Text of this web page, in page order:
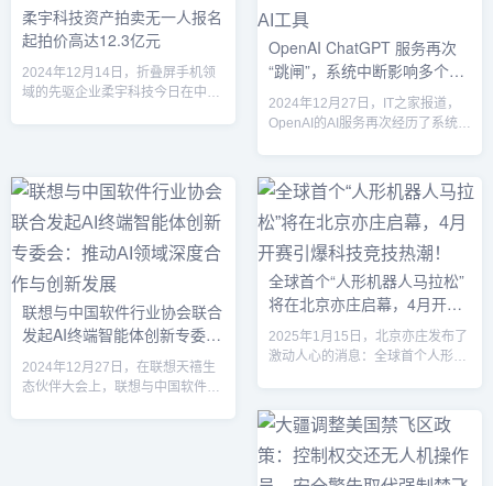
激烈的AI行业人才争夺战增添了新
的篇章。字节跳动瞄准AI人才，提
升技术实力字节跳动近年来在人工
智能领域的布局日益加码，尤其在
大模型技术上的发展已成为其未来
的关系划定了法律边界。人工智能
与专利发明的争议背景随着人工智
能技术的快速发展，AI在发明创造
中的作用越来越重要。AI不仅能辅
下自主生成创意和设计。这种能力
引发了...
柔宇科技资产拍卖无一人报名
起拍价高达12.3亿元
2024年12月14日，折叠屏手机领
域的先驱企业柔宇科技今日在中国
包括其技术专利、品牌、生产设施
等。然而，尽管柔宇曾因其创新的
柔性屏技术在市场中占据一席之
地，依旧未能吸引到潜在投资者的
机的“鼻祖”，其推出的柔性屏技术
曾在智能手机行业引发广泛关
注。...
OpenAI ChatGPT 服务再次
“跳闸”，系统中断影响多个AI
工具
2024年12月27日，IT之家报道，
OpenAI的AI服务再次经历了系统中
ChatGPT聊天机器人、Sora视频生
成模型以及部分API调用。此次中
断事件引发了用户和开发者的广泛
关注。系统中断与恢复过程根据IT
之家的查询，OpenAI公司在其状
态页面上发布了动态，确认此次故
障导致ChatGPT、API以及文本到
联想与中国软件行业协会联合
发起AI终端智能体创新专委
会：推动AI领域深度合作与创
新发展
2024年12月27日，在联想天禧生
态伙伴大会上，联想与中国软件行
全球首个“人形机器人马拉松”
将在北京亦庄启幕，4月开赛
引爆科技竞技热潮！
2025年1月15日，北京亦庄发布了
激动人心的消息：全球首个人形机
举办标志着智能机器人与运动领域
的前所未有融合，不仅将为科技爱
好者和运动员带来新的视角，也将
为全球人工智能与机器人技术的发